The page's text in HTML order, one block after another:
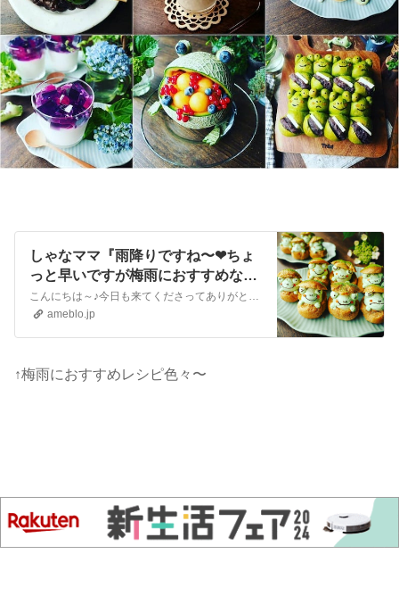
しゃなママ『雨降りですね〜❤ちょ
っと早いですが梅雨におすすめなレ
シピ色々〜❤』
こんにちは～♪今日も来てくださってありがとうございます。いつも沢山のコメントやメッセージ、クリップやリブログもほんとに嬉しいです♪全部にお返事できなくて申し訳…
ameblo.jp
↑梅雨におすすめレシピ色々〜